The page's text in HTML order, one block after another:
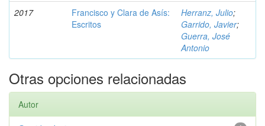
2017
Francisco y Clara de Asís:
Escritos
Herranz, Julio;
Garrido, Javier;
Guerra, José
Antonio
Otras opciones relacionadas
Autor